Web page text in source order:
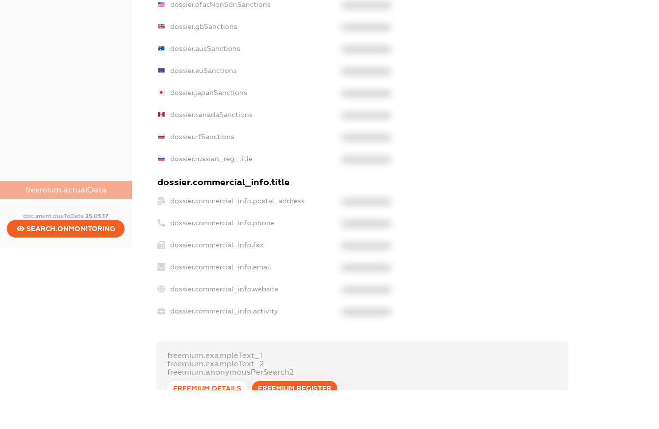
freemium.actualData
document.dueToDate25.03.17
SEARCH.ONMONITORING
dossier.ofacNonSdnSanctions
dossier.gbSanctions
dossier.ausSanctions
dossier.euSanctions
dossier.japanSanctions
dossier.canadaSanctions
dossier.rfSanctions
dossier.russian_reg_title
dossier.commercial_info.title
dossier.commercial_info.postal_address
dossier.commercial_info.phone
dossier.commercial_info.fax
dossier.commercial_info.email
dossier.commercial_info.website
dossier.commercial_info.activity
freemium.exampleText_1
freemium.exampleText_2
freemium.anonymousPerSearch2
FREEMIUM.DETAILS FREEMIUM.REGISTER